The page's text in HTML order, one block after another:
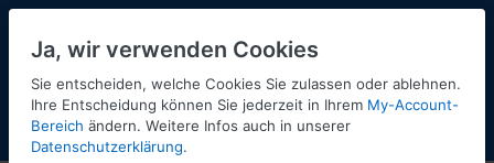
Menü Anmelden Shopaktualisierung
Ja, wir verwenden Cookies
Sie entscheiden, welche Cookies Sie zulassen oder ablehnen.
Ihre Entscheidung können Sie jederzeit in Ihrem My-Account-
Bereich ändern. Weitere Infos auch in unserer
Datenschutzerklärung.